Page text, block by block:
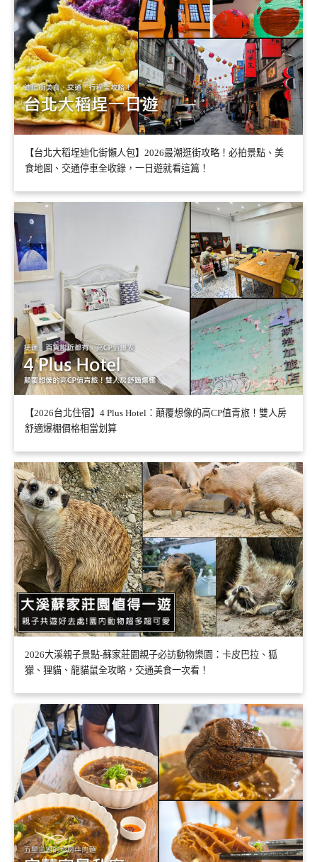
【台北大稻埕迪化街懶人包】2026最潮逛街攻略！必拍景點、美
食地圖、交通停車全收錄，一日遊就看這篇！
【2026台北住宿】4 Plus Hotel：顛覆想像的高CP值青旅！雙人房
舒適爆棚價格相當划算
2026大溪親子景點-蘇家莊園親子必訪動物樂園：卡皮巴拉、狐
獴、狸貓、龍貓鼠全攻略，交通美食一次看！